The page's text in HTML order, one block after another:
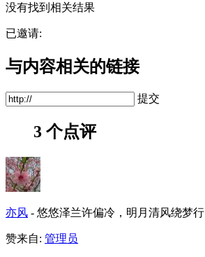
没有找到相关结果
已邀请:
与内容相关的链接
提交
3 个点评
亦风 - 悠悠泽兰许偏冷，明月清风绕梦行
赞来自: 管理员